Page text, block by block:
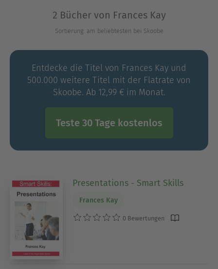
2 Bücher von Frances Kay
Sortierung: am beliebtesten bei Skoobe
Entdecke die Titel von Frances Kay und
500.000 weitere Titel mit der Flatrate von
Skoobe. Ab 12,99 € im Monat.
Teste 30 Tage kostenlos
Presentations - Smart Skills
Frances Kay
0 Bewertungen